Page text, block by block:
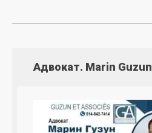
Адвокат. Marin Guzun